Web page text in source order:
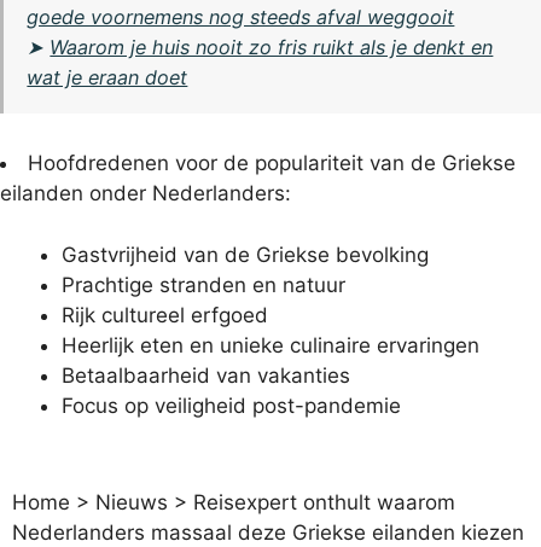
goede voornemens nog steeds afval weggooit
➤ Waarom je huis nooit zo fris ruikt als je denkt en
wat je eraan doet
Hoofdredenen voor de populariteit van de Griekse
eilanden onder Nederlanders:
Gastvrijheid van de Griekse bevolking
Prachtige stranden en natuur
Rijk cultureel erfgoed
Heerlijk eten en unieke culinaire ervaringen
Betaalbaarheid van vakanties
Focus op veiligheid post-pandemie
Home > Nieuws > Reisexpert onthult waarom
Nederlanders massaal deze Griekse eilanden kiezen